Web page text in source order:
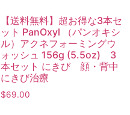
【送料無料】超お得な3本セ
ット PanOxyl （パンオキシ
ル）アクネフォーミングウ
ォッシュ 156g (5.5oz) 3
本セット にきび 顔・背中
にきび治療
$69.00